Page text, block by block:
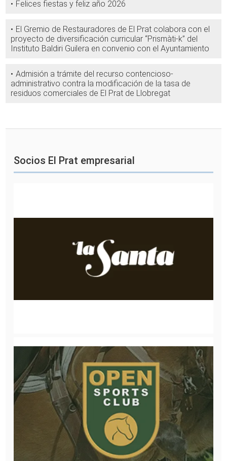
Felices fiestas y feliz año 2026
El Gremio de Restauradores de El Prat colabora con el
proyecto de diversificación curricular “Prismàti-k” del
Instituto Baldiri Guilera en convenio con el Ayuntamiento
Admisión a trámite del recurso contencioso-
administrativo contra la modificación de la tasa de
residuos comerciales de El Prat de Llobregat
Socios El Prat empresarial